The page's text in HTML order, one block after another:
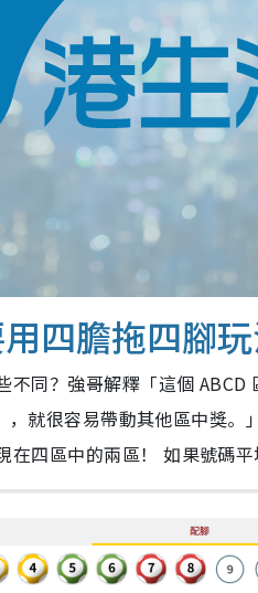
四膽拖四腳玩
不同？強哥解釋「​這個
，就很容易帶動其他區中獎
四區中的兩區！ 如果號碼